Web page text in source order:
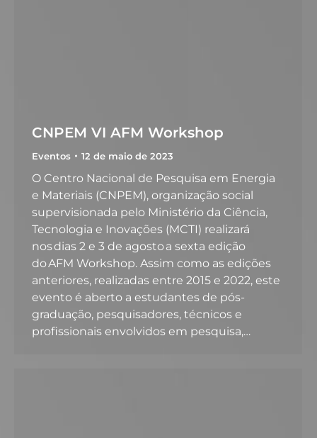
CNPEM VI AFM Workshop
Eventos 12 de maio de 2023
O Centro Nacional de Pesquisa em Energia
e Materiais (CNPEM), organização social
supervisionada pelo Ministério da Ciência,
Tecnologia e Inovações (MCTI) realizará
nos dias 2 e 3 de agosto a sexta edição
do AFM Workshop. Assim como as edições
anteriores, realizadas entre 2015 e 2022, este
evento é aberto a estudantes de pós-
graduação, pesquisadores, técnicos e
profissionais envolvidos em pesquisa,…